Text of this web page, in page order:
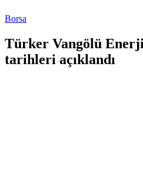
Borsa
Türker Vangölü
tarihleri açıklandı